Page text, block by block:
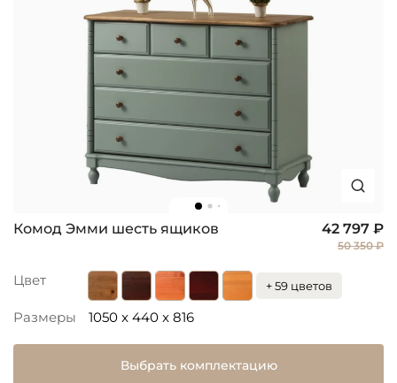
Комод Эмми шесть ящиков 42 797 ₽
50 350 ₽
Цвет + 59 цветов
Размеры 1050 x 440 x 816
Выбрать комплектацию